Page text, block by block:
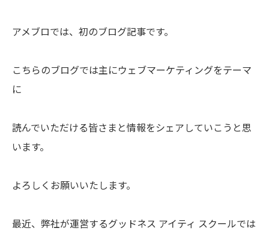
アメブロでは、初のブログ記事です。
こちらのブログでは主にウェブマーケティングをテーマ
に
読んでいただける皆さまと情報をシェアしていこうと思
います。
よろしくお願いいたします。
最近、弊社が運営するグッドネス アイティ スクールでは